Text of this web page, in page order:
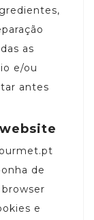
as
e/ou
antes
de
e